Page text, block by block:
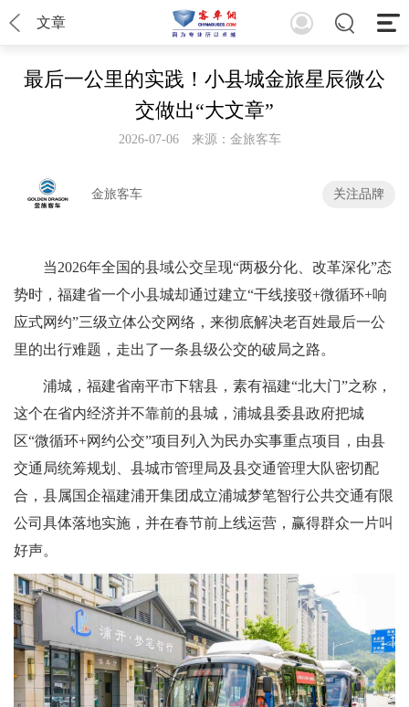
文章
最后一公里的实践！小县城金旅星辰微公
交做出“大文章”
2026-07-06 来源：金旅客车
金旅客车 关注品牌
当2026年全国的县域公交呈现‌“两极分化、改革深化”‌态
势时，福建省一个小县城却通过建立“干线接驳+微循环+响
应式网约”三级立体公交网络，来彻底解决老百姓最后一公
里的出行难题，走出了一条县级公交的破局之路。
浦城，福建省南平市下辖县，素有福建“北大门”之称，
这个在省内经济并不靠前的县城，浦城县委县政府把城
区“微循环+网约公交”项目列入为民办实事重点项目，由县
交通局统筹规划、县城市管理局及县交通管理大队密切配
合，县属国企福建浦开集团成立浦城梦笔智行公共交通有限
公司具体落地实施，并在春节前上线运营，赢得群众一片叫
好声。